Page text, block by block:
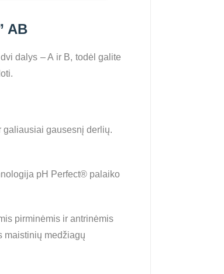
AB
dalys – A ir B, todėl galite
gausesnį derlių.
pH Perfect® palaiko
pirminėmis ir antrinėmis
maistinių medžiagų